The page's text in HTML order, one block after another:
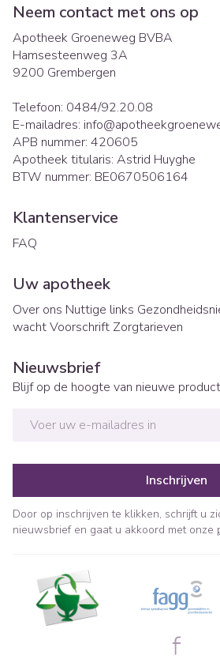
Neem contact met ons op
Apotheek Groeneweg BVBA
Hamsesteenweg 3A
9200 Grembergen
Telefoon: 0484/92.20.08
E-mailadres: info@
APB nummer: 420605
Apotheek titularis: Astrid Huyghe
BTW nummer: BE0670506164
Klantenservice
FAQ
Uw apotheek
Over ons Nuttige links
wachtVoorschrift Zorgtarieven
Nieuwsbrief
Blijf op de hoogte van nieuwe
Inschrijven
Door op inschrijven te klikken, schrijft u
nieuwsbrief en gaat u akkoord met onze